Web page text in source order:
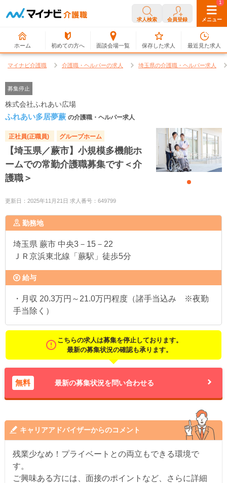
求人検索 会員登録 メニュー
ホーム 初めての方へ 面談会場一覧
0
保存した求人
1
最近見た求人
マイナビ介護職 介護職・ヘルパーの求人 埼玉県の介護職・ヘルパー求人
募集停止
株式会社ふれあい広場
ふれあい多居夢蕨 の介護職・ヘルパー求人
正社員(正職員) グループホーム
【埼玉県／蕨市】小規模多機能ホ
ームでの常勤介護職募集です＜介
護職＞
更新日：2025年11月21日 求人番号：649799
勤務地
埼玉県 蕨市 中央3－15－22
ＪＲ京浜東北線「蕨駅」徒歩5分
給与
・月収 20.3万円～21.0万円程度（諸手当込み ※夜勤
手当除く）
こちらの求人は募集を停止しております。
最新の募集状況の確認も承ります。
無料 最新の募集状況を問い合わせる
キャリアアドバイザーからのコメント
残業少なめ！プライベートとの両立もできる環境で
す。
ご興味ある方には、面接のポイントなど、さらに詳細